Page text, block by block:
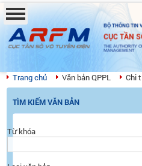
BỘ THÔNG TIN
CỤC TẦN
THE AUTHORITY
MANAGEMENT
Trang chủ Văn bản QPPL Chi
TÌM KIẾM VĂN BẢN
Từ khóa